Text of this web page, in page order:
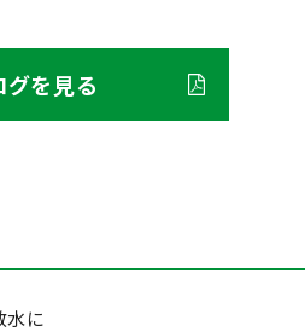
を見る
に